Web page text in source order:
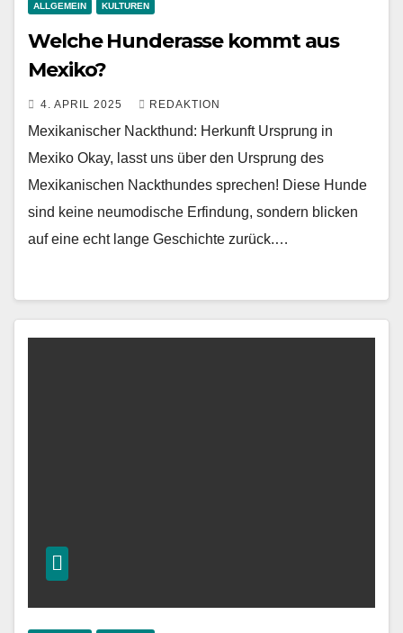
ALLGEMEIN KULTUREN
Welche Hunderasse kommt aus
Mexiko?
4. APRIL 2025 REDAKTION
Mexikanischer Nackthund: Herkunft Ursprung in
Mexiko Okay, lasst uns über den Ursprung des
Mexikanischen Nackthundes sprechen! Diese Hunde
sind keine neumodische Erfindung, sondern blicken
auf eine echt lange Geschichte zurück.…